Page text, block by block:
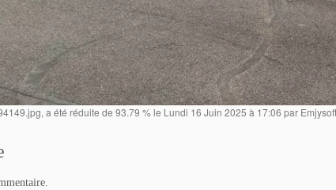
a été réduite de 93.79 % le Lundi 16 Juin 2025 à 17:06 par